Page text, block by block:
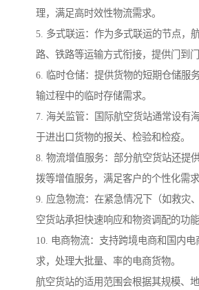
理，满足高时效性物流需求。
5. 多式联运：作为多式联运的节点，
路、铁路等运输方式衔接，提供门到门
6. 临时仓储：提供货物的短期仓储服
输过程中的临时存储需求。
7. 海关监管：国际航空货站通常设有
于进出口货物的报关、检验和检疫。
8. 物流增值服务：部分航空货站还提
拨等增值服务，满足客户的个性化需求
9. 应急物流：在紧急情况下（如救灾
空货站承担快速响应和物资调配的功能
10. 电商物流：支持跨境电商和国内
求，处理大批量、率的电商货物。
航空货站的适用范围会根据其规模、